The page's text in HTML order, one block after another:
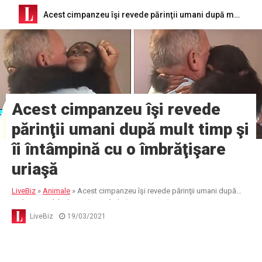
Acest cimpanzeu îşi revede părinţii umani după mult timp şi îi întâmpină cu o îmbrăţişare uriaşă
Acest cimpanzeu îşi revede
părinţii umani după mult timp şi
îi întâmpină cu o îmbrăţişare
uriaşă
LiveBiz » Animale » Acest cimpanzeu îşi revede părinţii umani după
mult timp şi îi întâmpină cu o îmbrăţişare uriaşă
LiveBiz 19/03/2021